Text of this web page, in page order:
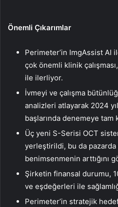
Önemli Çıkarımlar
Perimeter’in ImgAssist AI
çok önemli klinik çalışması,
ile ilerliyor.
İvmeyi ve çalışma
analizleri atlayarak 2024
başlarında denemeye tam
Üç yeni S-Serisi OCT
yerleştirildi, bu da pazarda
benimsenmenin arttığını
Şirketin finansal durumu,
ve eşdeğerleri ile
Perimeter’in stratejik